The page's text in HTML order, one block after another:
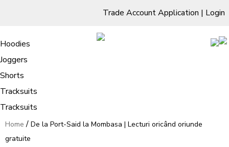
Trade Account Application | Login
Living Room
Sofas & Chairs
Cornar Sofas
Sofas
TV Units & Stands
Bedroom
Chest of Drawers
3 Drawer Chest
4 Drawer Chest
5 Drawer Chest
6 Drawer Chest
Dressing Tables Stools
Dressing Tables
Dressing Stools
Wholesale Mattresses
Mirrors
Free Standing Mirrors
Dining Room
Clothing
Hoodies
Joggers
Shorts
Tracksuits
Tracksuits
De la Port-Said la Mombasa | Lecturi
oricând oriunde gratuite
Home / De la Port-Said la Mombasa | Lecturi oricând oriunde
gratuite